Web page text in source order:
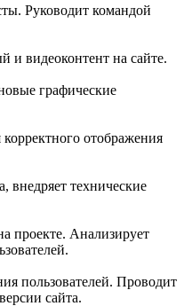
Руководит командой
и видеоконтент на сайте.
графические
отображения
внедряет технические
проекте. Анализирует
пользователей. Проводит
сайта.